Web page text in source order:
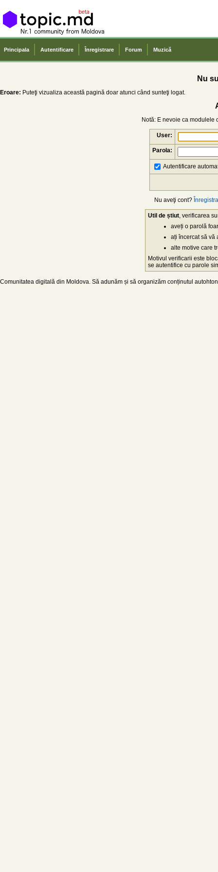
Principala Autentificare Înregistrare Forum Muzică
Nu
Eroare: Puteţi vizualiza această pagină doar atunci când sunteţi logat.
Notă: E nevoie ca modulele
User:
Parola:
Autentificare
Nu aveţi cont?
Util de știut , verificarea
aveți o parolă
ați încercat să vă
alte motive care
Motivul verificarii este
se autentifice cu parole
Comunitatea digitală din Moldova. Să adunăm și să organizăm conținutul